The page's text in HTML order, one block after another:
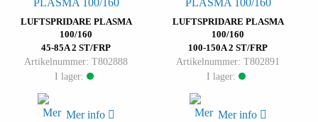
LUFTSPRIDARE PLASMA
100/160
45-85A 2 ST/FRP
Artikelnummer: T802888
I lager:
Mer info
LUFTSPRIDARE PLASMA
100/160
100-150A 2 ST/FRP
Artikelnummer: T802891
I lager:
Mer info